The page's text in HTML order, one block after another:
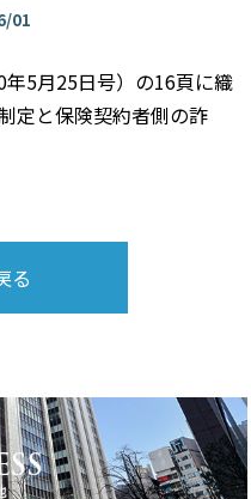
01
年5月25日号）の16頁に織
定と保険契約者側の詐
る